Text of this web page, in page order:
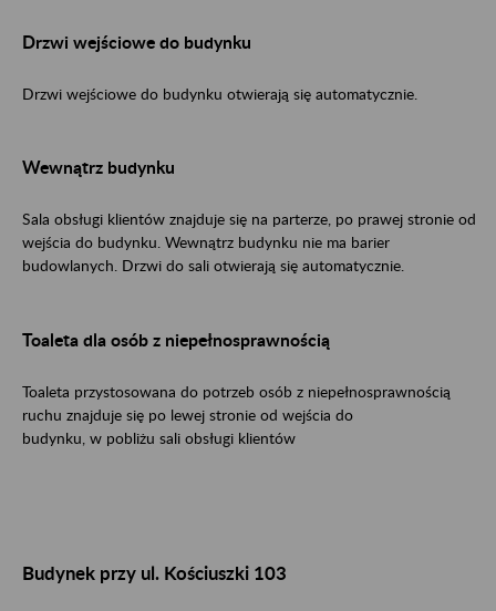
Drzwi wejściowe do budynku
Drzwi wejściowe do budynku otwierają się automatycznie.
Wewnątrz budynku
Sala obsługi klientów znajduje się na parterze, po prawej stronie od
wejścia do budynku. Wewnątrz budynku nie ma barier
budowlanych. Drzwi do sali otwierają się automatycznie.
Toaleta dla osób z niepełnosprawnością
Toaleta przystosowana do potrzeb osób z niepełnosprawnością
ruchu znajduje się po lewej stronie od wejścia do
budynku, w pobliżu sali obsługi klientów
Budynek przy ul. Kościuszki 103